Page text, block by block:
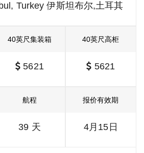
Turkey 伊斯坦布尔,土耳其
40英尺集装箱
5621
40英尺高柜
5621
航程
39 天
报价有效期
4月15日